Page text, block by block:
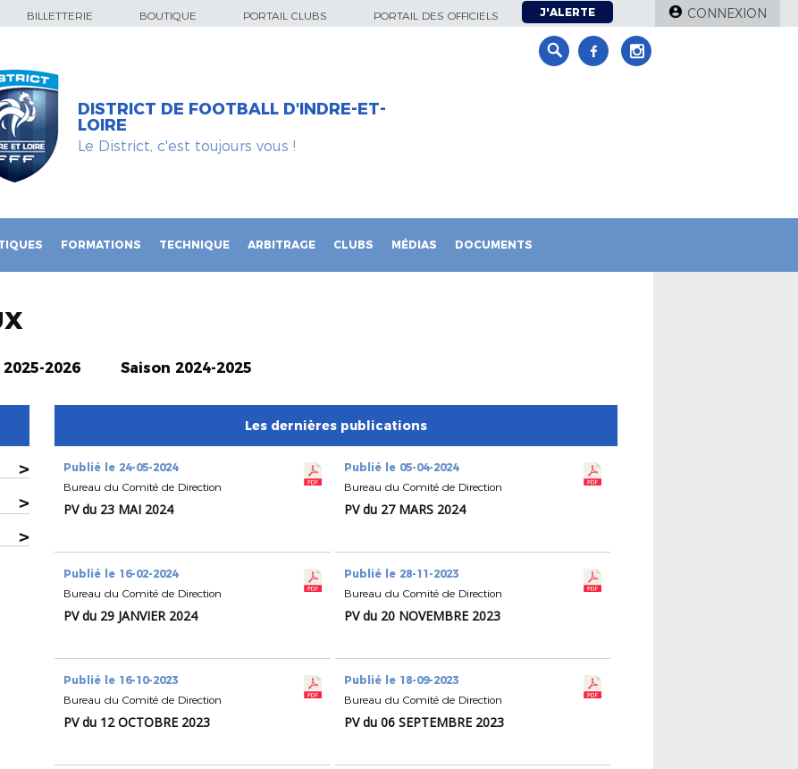
BILLETTERIE BOUTIQUE PORTAIL CLUBS PORTAIL DES OFFICIELS J'ALERTE CONNEXION
DISTRICT DE FOOTBALL D'INDRE-ET-
LOIRE
Le District, c'est toujours vous !
FORMATIONS TECHNIQUE ARBITRAGE CLUBS MÉDIAS DOCUMENTS
2026 Saison 2024-2025
>
>
>
Les dernières publications
Publié le 24-05-2024
Bureau du Comité de Direction
PV du 23 MAI 2024
Publié le 05-04-2024
Bureau du Comité de Direction
PV du 27 MARS 2024
Publié le 16-02-2024
Bureau du Comité de Direction
PV du 29 JANVIER 2024
Publié le 28-11-2023
Bureau du Comité de Direction
PV du 20 NOVEMBRE 2023
Publié le 16-10-2023
Bureau du Comité de Direction
PV du 12 OCTOBRE 2023
Publié le 18-09-2023
Bureau du Comité de Direction
PV du 06 SEPTEMBRE 2023